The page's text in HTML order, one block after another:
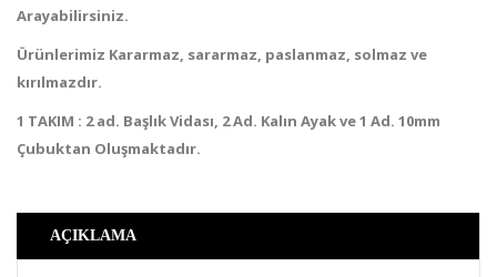
Arayabilirsiniz.
Ürünlerimiz Kararmaz, sararmaz, paslanmaz, solmaz ve
kırılmazdır.
1 TAKIM : 2 ad. Başlık Vidası, 2 Ad. Kalın Ayak ve 1 Ad. 10mm
Çubuktan Oluşmaktadır.
AÇIKLAMA